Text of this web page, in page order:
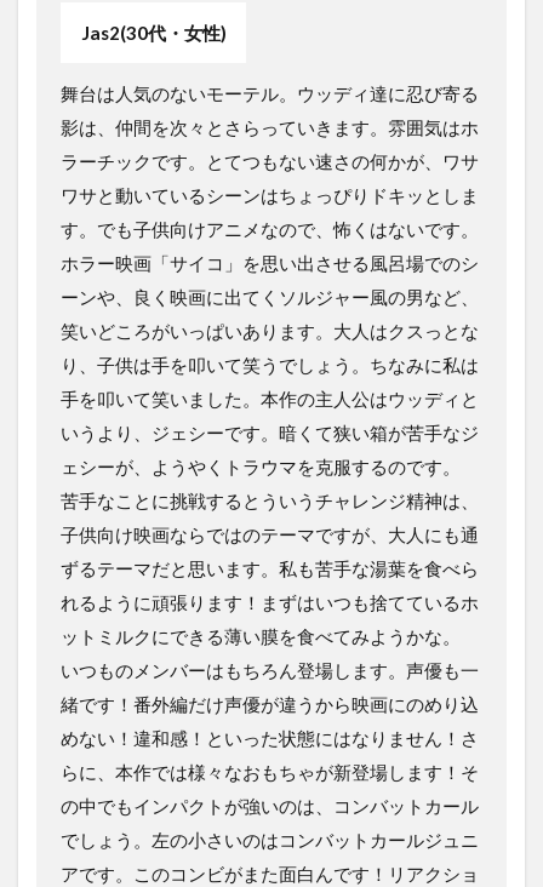
Jas2(30代・女性)
舞台は人気のないモーテル。ウッディ達に忍び寄る
影は、仲間を次々とさらっていきます。雰囲気はホ
ラーチックです。とてつもない速さの何かが、ワサ
ワサと動いているシーンはちょっぴりドキッとしま
す。でも子供向けアニメなので、怖くはないです。
ホラー映画「サイコ」を思い出させる風呂場でのシ
ーンや、良く映画に出てくソルジャー風の男など、
笑いどころがいっぱいあります。大人はクスっとな
り、子供は手を叩いて笑うでしょう。ちなみに私は
手を叩いて笑いました。本作の主人公はウッディと
いうより、ジェシーです。暗くて狭い箱が苦手なジ
ェシーが、ようやくトラウマを克服するのです。
苦手なことに挑戦するとういうチャレンジ精神は、
子供向け映画ならではのテーマですが、大人にも通
ずるテーマだと思います。私も苦手な湯葉を食べら
れるように頑張ります！まずはいつも捨てているホ
ットミルクにできる薄い膜を食べてみようかな。
いつものメンバーはもちろん登場します。声優も一
緒です！番外編だけ声優が違うから映画にのめり込
めない！違和感！といった状態にはなりません！さ
らに、本作では様々なおもちゃが新登場します！そ
の中でもインパクトが強いのは、コンバットカール
でしょう。左の小さいのはコンバットカールジュニ
アです。このコンビがまた面白んです！リアクショ